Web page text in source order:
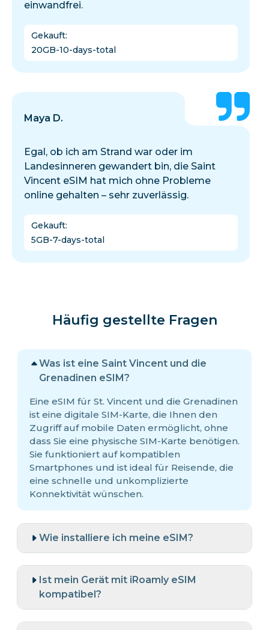
einwandfrei.
Gekauft:
20GB-10-days-total
Maya D.
Egal, ob ich am Strand war oder im
Landesinneren gewandert bin, die Saint
Vincent eSIM hat mich ohne Probleme
online gehalten – sehr zuverlässig.
Gekauft:
5GB-7-days-total
Häufig gestellte Fragen
Was ist eine Saint Vincent und die
Grenadinen eSIM?
Eine eSIM für St. Vincent und die Grenadinen
ist eine digitale SIM-Karte, die Ihnen den
Zugriff auf mobile Daten ermöglicht, ohne
dass Sie eine physische SIM-Karte benötigen.
Sie funktioniert auf kompatiblen
Smartphones und ist ideal für Reisende, die
eine schnelle und unkomplizierte
Konnektivität wünschen.
Wie installiere ich meine eSIM?
Ist mein Gerät mit iRoamly eSIM
kompatibel?